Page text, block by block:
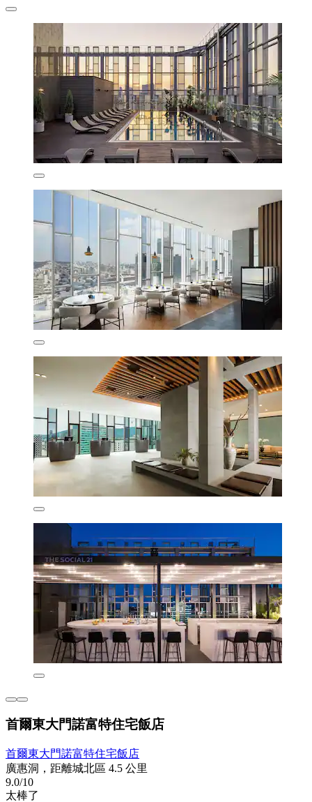
首爾東大門諾富特住宅飯店
首爾東大門諾富特住宅飯店
廣惠洞，距離城北區 4.5 公里
9.0/10
太棒了